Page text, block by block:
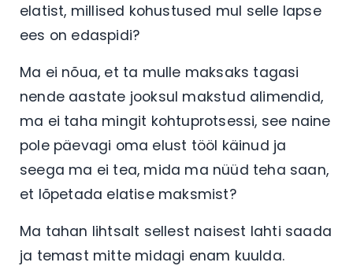
elatist, millised kohustused mul selle lapse
ees on edaspidi?
Ma ei nõua, et ta mulle maksaks tagasi
nende aastate jooksul makstud alimendid,
ma ei taha mingit kohtuprotsessi, see naine
pole päevagi oma elust tööl käinud ja
seega ma ei tea, mida ma nüüd teha saan,
et lõpetada elatise maksmist?
Ma tahan lihtsalt sellest naisest lahti saada
ja temast mitte midagi enam kuulda.